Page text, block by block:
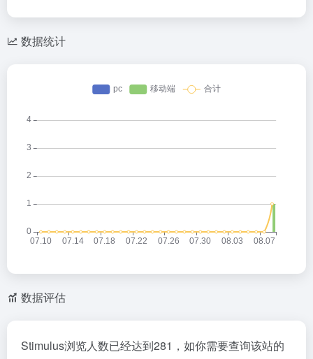
数据统计
数据评估
Stimulus浏览人数已经达到281，如你需要查询该站的